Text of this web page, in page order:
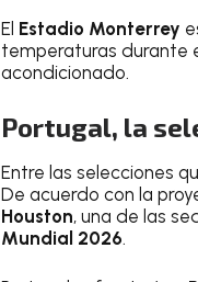
El Estadio Monterrey
temperaturas durante
acondicionado.
Portugal, la
Entre las selecciones
De acuerdo con la
Houston, una de las
Mundial 2026.